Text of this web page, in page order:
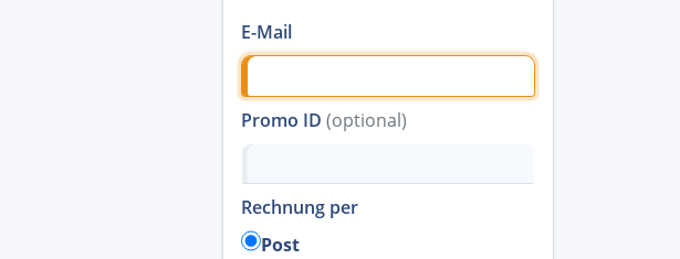
E-Mail
Promo ID (optional)
Rechnung per
Post